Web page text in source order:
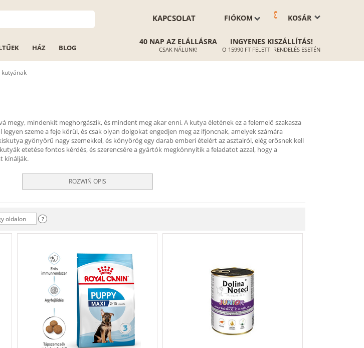
KOSÁR
0
FIÓKOM
KAPCSOLAT
HÁZ BLOG
40 NAP AZ ELÁLLÁSRA
CSAK NÁLUNK!
INGYENES KISZÁLLÍTÁS!
O 15990 FT FELETTI RENDELÉS ESETÉN
kutyának
megy, mindenkit meghorgászik, és mindent meg akar enni. A kutya életének ez a felemelő szakasza
szeme a feje körül, és csak olyan dolgokat engedjen meg az ifjoncnak, amelyek számára
gyönyörű nagy szemekkel, és könyörög egy darab emberi ételért az asztalról, elég erősnek kell
etetése fontos kérdés, és szerencsére a gyártók megkönnyítik a feladatot azzal, hogy a
kínálják.
ROZWIŃ OPIS
oldalon ?